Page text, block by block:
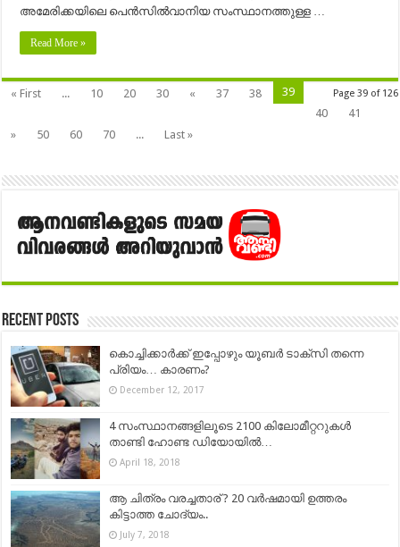
അമേരിക്കയിലെ പെൻസിൽവാനിയ സംസ്ഥാനത്തുള്ള …
Read More »
Page 39 of 126
« First ... 10 20 30 « 37 38
39
40
41
»
50 60 70 ... Last »
Recent Posts
കൊച്ചിക്കാര്‍ക്ക് ഇപ്പോഴും യൂബര്‍ ടാക്സി തന്നെ
പ്രിയം… കാരണം?
December 12, 2017
4 സംസ്ഥാനങ്ങളിലൂടെ 2100 കിലോമീറ്ററുകൾ
താണ്ടി ഹോണ്ട ഡിയോയില്‍…
April 18, 2018
ആ ചിത്രം വരച്ചതാര് ? 20 വർഷമായി ഉത്തരം
കിട്ടാത്ത ചോദ്യം..
July 7, 2018